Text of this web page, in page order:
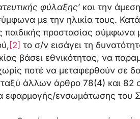
φύλαξης’ και την
με την ηλικία τους.
προστασίας σύμφωνα
[2] το σ/ν εισάγει τη
βάσει εθνικότητας, να
ποτέ να μεταφερθούν σε
άλλων άρθρο 78(4) και 82
εφαρμογής/ενσωμάτωσης